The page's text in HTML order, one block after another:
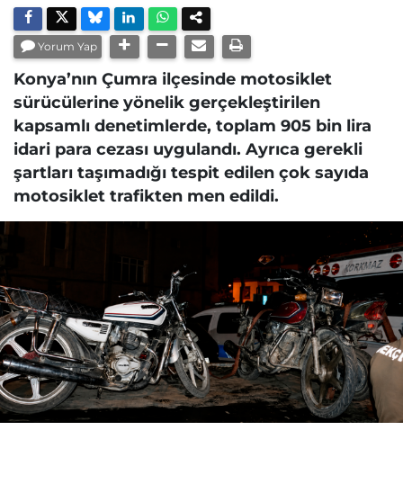
Yorum Yap
Konya’nın Çumra ilçesinde motosiklet
sürücülerine yönelik gerçekleştirilen
kapsamlı denetimlerde, toplam 905 bin lira
idari para cezası uygulandı. Ayrıca gerekli
şartları taşımadığı tespit edilen çok sayıda
motosiklet trafikten men edildi.